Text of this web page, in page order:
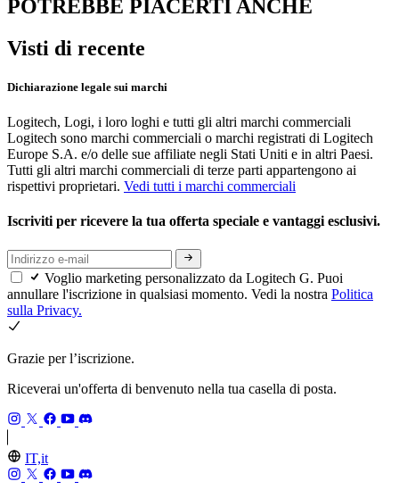
POTREBBE PIACERTI ANCHE
Visti di recente
Dichiarazione legale sui marchi
Logitech, Logi, i loro loghi e tutti gli altri marchi commerciali
Logitech sono marchi commerciali o marchi registrati di Logitech
Europe S.A. e/o delle sue affiliate negli Stati Uniti e in altri Paesi.
Tutti gli altri marchi commerciali di terze parti appartengono ai
rispettivi proprietari. Vedi tutti i marchi commerciali
Iscriviti per ricevere la tua offerta speciale e vantaggi esclusivi.
Voglio marketing personalizzato da Logitech G. Puoi
annullare l'iscrizione in qualsiasi momento. Vedi la nostra Politica
sulla Privacy.
Grazie per l’iscrizione.
Riceverai un'offerta di benvenuto nella tua casella di posta.
IT,it